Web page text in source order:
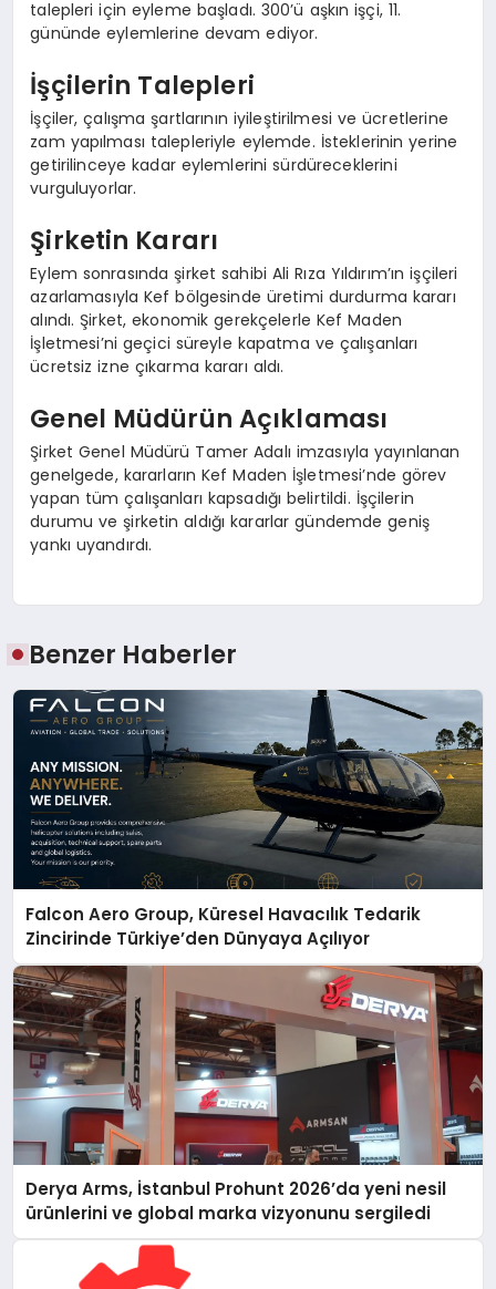
talepleri için eyleme başladı. 300’ü aşkın işçi, 11.
gününde eylemlerine devam ediyor.
İşçilerin Talepleri
İşçiler, çalışma şartlarının iyileştirilmesi ve ücretlerine
zam yapılması talepleriyle eylemde. İsteklerinin yerine
getirilinceye kadar eylemlerini sürdüreceklerini
vurguluyorlar.
Şirketin Kararı
Eylem sonrasında şirket sahibi Ali Rıza Yıldırım’ın işçileri
azarlamasıyla Kef bölgesinde üretimi durdurma kararı
alındı. Şirket, ekonomik gerekçelerle Kef Maden
İşletmesi’ni geçici süreyle kapatma ve çalışanları
ücretsiz izne çıkarma kararı aldı.
Genel Müdürün Açıklaması
Şirket Genel Müdürü Tamer Adalı imzasıyla yayınlanan
genelgede, kararların Kef Maden İşletmesi’nde görev
yapan tüm çalışanları kapsadığı belirtildi. İşçilerin
durumu ve şirketin aldığı kararlar gündemde geniş
yankı uyandırdı.
Benzer Haberler
Falcon Aero Group, Küresel Havacılık Tedarik
Zincirinde Türkiye’den Dünyaya Açılıyor
Derya Arms, İstanbul Prohunt 2026’da yeni nesil
ürünlerini ve global marka vizyonunu sergiledi